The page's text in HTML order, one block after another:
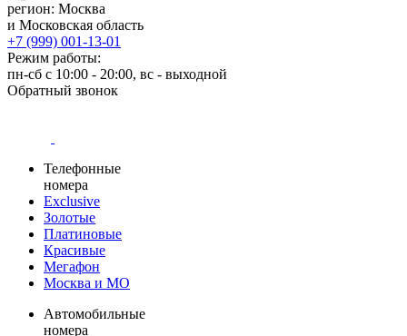
регион: Москва
и Московская область
+7 (999) 001-13-01
Режим работы:
пн-сб с 10:00 - 20:00, вс - выходной
Обратный звонок
Телефонные
номера
Exclusive
Золотые
Платиновые
Красивые
Мегафон
Москва и МО
Автомобильные
номера